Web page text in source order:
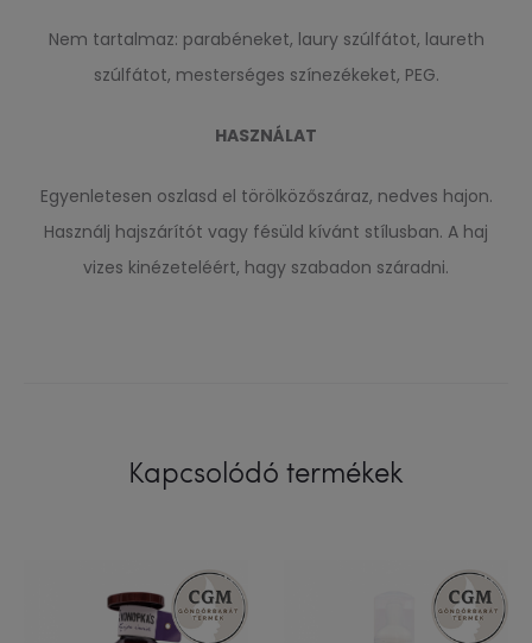
Nem tartalmaz: parabéneket, laury szúlfátot, laureth
szúlfátot, mesterséges színezékeket, PEG.
HASZNÁLAT
Egyenletesen oszlasd el törölközőszáraz, nedves hajon.
Használj hajszárítót vagy fésüld kívánt stílusban. A haj
vizes kinézeteléért, hagy szabadon száradni.
Kapcsolódó termékek